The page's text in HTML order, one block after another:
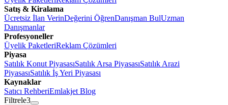
Satış & Kiralama
Ücretsiz İlan VerinDeğerini ÖğrenDanışman BulUzman
Danışmanlar
Profesyoneller
Üyelik PaketleriReklam Çözümleri
Piyasa
Satılık Konut PiyasasıSatılık Arsa PiyasasıSatılık Arazi
PiyasasıSatılık İş Yeri Piyasası
Kaynaklar
Satıcı RehberiEmlakjet Blog
Filtrele3